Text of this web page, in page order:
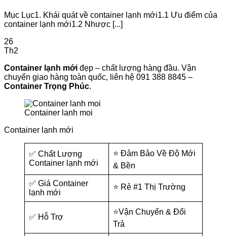
Mục Lục1. Khái quát về container lạnh mới1.1 Ưu điểm của
container lạnh mới1.2 Nhược [...]
26
Th2
Container lạnh mới đẹp – chất lượng hàng đầu. Vận
chuyển giao hàng toàn quốc, liên hệ 091 388 8845 –
Container Trọng Phúc.
Container lanh moi
Container lạnh mới
✅ Chất Lượng
Container lạnh mới
⭐ Đảm Bảo Về Độ Mới
& Bền
✅ Giá Container
lạnh mới
⭐ Rẻ #1 Thị Trường
✅ Hỗ Trợ
⭐Vận Chuyển & Đổi
Trả